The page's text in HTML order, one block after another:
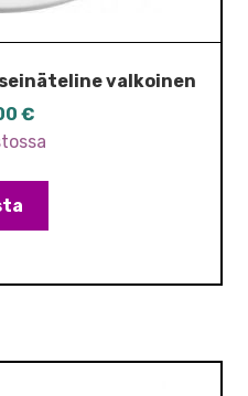
valkoinen
€